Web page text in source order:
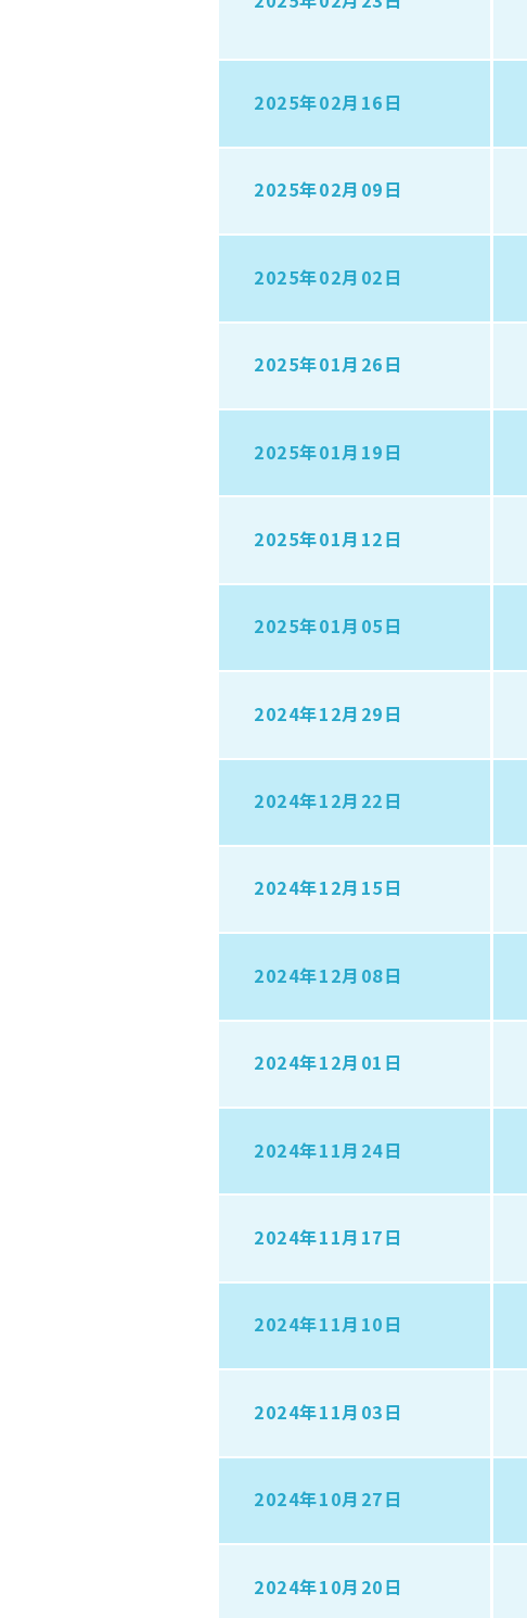
2025年02月16日
2025年02月09日
2025年02月02日
2025年01月26日
2025年01月19日
2025年01月12日
2025年01月05日
2024年12月29日
2024年12月22日
2024年12月15日
2024年12月08日
2024年12月01日
2024年11月24日
2024年11月17日
2024年11月10日
2024年11月03日
2024年10月27日
2024年10月20日